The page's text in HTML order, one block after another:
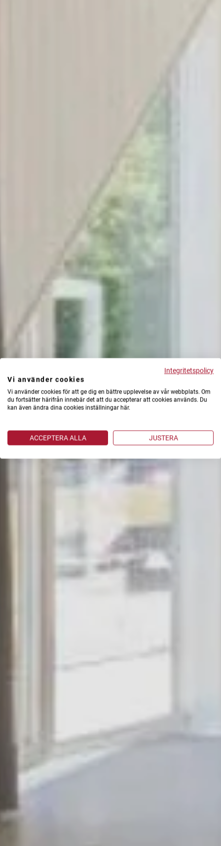
Integritetspolicy
Vi använder cookies
Vi använder cookies för att ge dig en bättre upplevelse av vår webbplats. Om
du fortsätter härifrån innebär det att du accepterar att cookies används. Du
kan även ändra dina cookies inställningar här.
ACCEPTERA ALLA JUSTERA